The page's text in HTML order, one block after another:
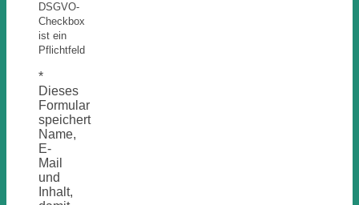
DSGVO-
Checkbox
ist ein
Pflichtfeld
*
Dieses
Formular
speichert
Name,
E-
Mail
und
Inhalt,